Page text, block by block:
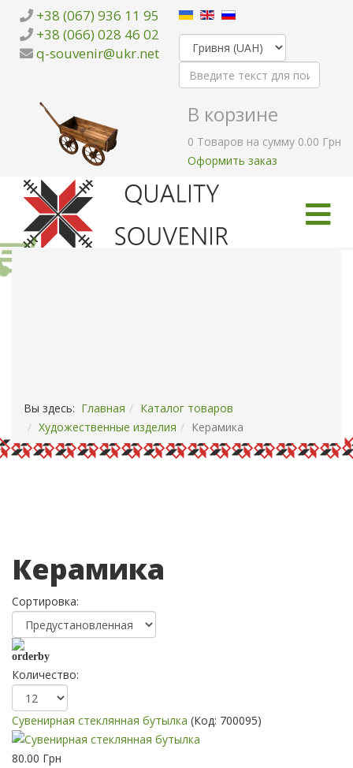
+38 (067) 936 11 95
+38 (066) 028 46 02
q-souvenir@ukr.net
В корзине
0 Товаров на сумму 0.00 Грн
Оформить заказ
Вы здесь: Главная
Каталог товаров
Художественные изделия
Керамика
Керамика
Сортировка:
Количество:
Сувенирная стеклянная бутылка (Код: 700095)
80.00 Грн